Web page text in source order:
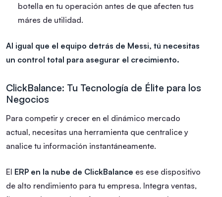
botella en tu operación antes de que afecten tus
máres de utilidad.
Al igual que el equipo detrás de Messi, tú necesitas
un control total para asegurar el crecimiento.
ClickBalance: Tu Tecnología de Élite para los
Negocios
Para competir y crecer en el dinámico mercado
actual, necesitas una herramienta que centralice y
analice tu información instantáneamente.
El ERP en la nube de ClickBalance es ese dispositivo
de alto rendimiento para tu empresa. Integra ventas,